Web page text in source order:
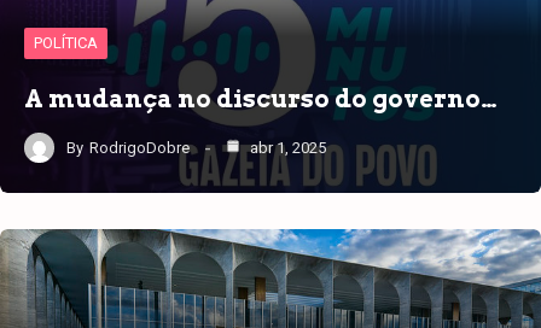
POLÍTICA
A mudança no discurso do governo…
By RodrigoDobre abr 1, 2025